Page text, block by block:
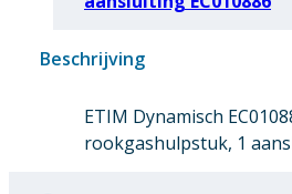
Beschrijving
ETIM Dynamisch
rookgashulpstuk, 1